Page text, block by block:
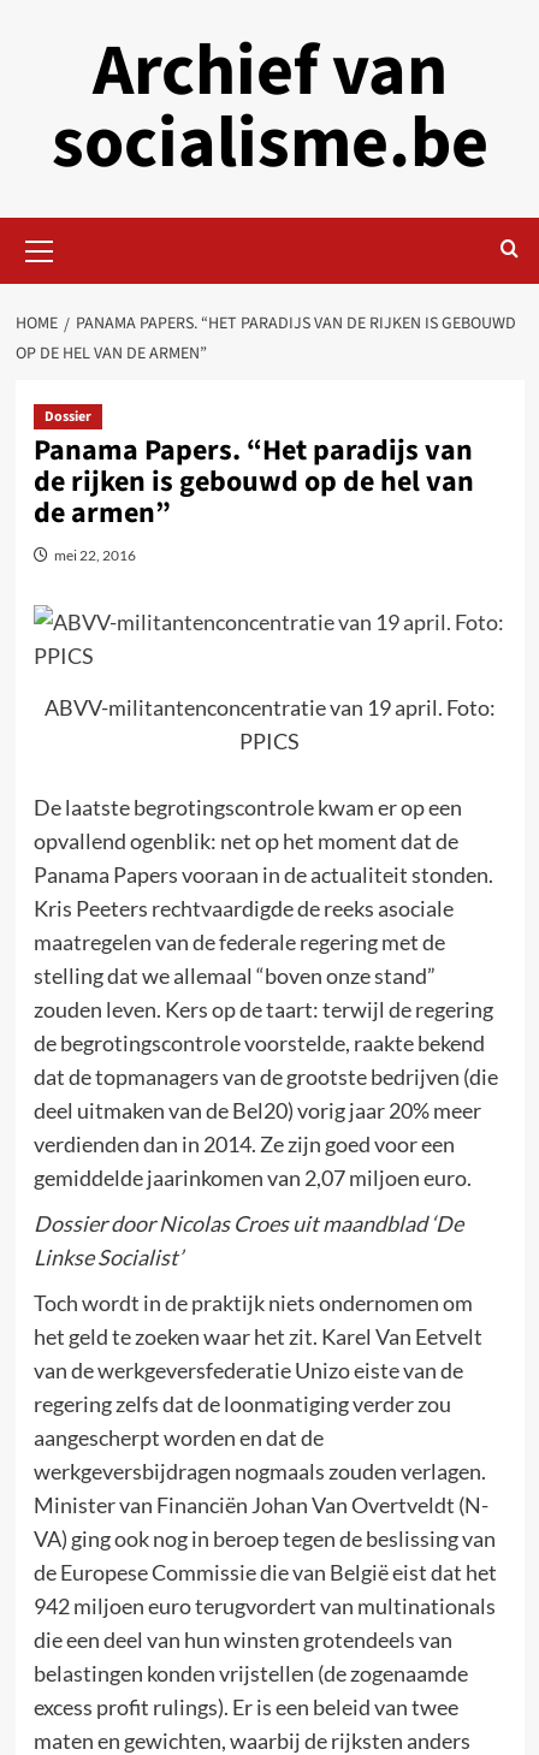
Archief van
socialisme.be
Menu
HOME
PANAMA PAPERS. “HET PARADIJS VAN DE RIJKEN IS GEBOUWD
OP DE HEL VAN DE ARMEN”
Dossier
Panama Papers. “Het paradijs van
de rijken is gebouwd op de hel van
de armen”
mei 22, 2016
ABVV-militantenconcentratie van 19 april. Foto:
PPICS
De laatste begrotingscontrole kwam er op een
opvallend ogenblik: net op het moment dat de
Panama Papers vooraan in de actualiteit stonden.
Kris Peeters rechtvaardigde de reeks asociale
maatregelen van de federale regering met de
stelling dat we allemaal “boven onze stand”
zouden leven. Kers op de taart: terwijl de regering
de begrotingscontrole voorstelde, raakte bekend
dat de topmanagers van de grootste bedrijven (die
deel uitmaken van de Bel20) vorig jaar 20% meer
verdienden dan in 2014. Ze zijn goed voor een
gemiddelde jaarinkomen van 2,07 miljoen euro.
Dossier door Nicolas Croes uit maandblad ‘De
Linkse Socialist’
Toch wordt in de praktijk niets ondernomen om
het geld te zoeken waar het zit. Karel Van Eetvelt
van de werkgeversfederatie Unizo eiste van de
regering zelfs dat de loonmatiging verder zou
aangescherpt worden en dat de
werkgeversbijdragen nogmaals zouden verlagen.
Minister van Financiën Johan Van Overtveldt (N-
VA) ging ook nog in beroep tegen de beslissing van
de Europese Commissie die van België eist dat het
942 miljoen euro terugvordert van multinationals
die een deel van hun winsten grotendeels van
belastingen konden vrijstellen (de zogenaamde
excess profit rulings). Er is een beleid van twee
maten en gewichten, waarbij de rijksten anders